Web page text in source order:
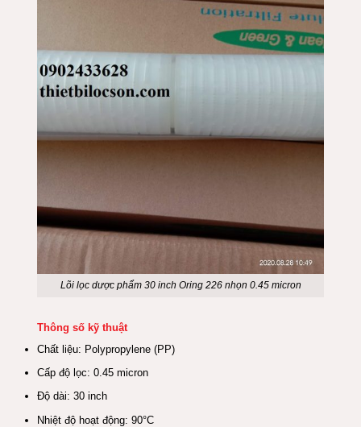
Lõi lọc dược phẩm 30 inch Oring 226 nhọn 0.45 micron
Thông số kỹ thuật
Chất liệu: Polypropylene (PP)
Cấp độ lọc: 0.45 micron
Độ dài: 30 inch
Nhiệt độ hoạt động: 90°C